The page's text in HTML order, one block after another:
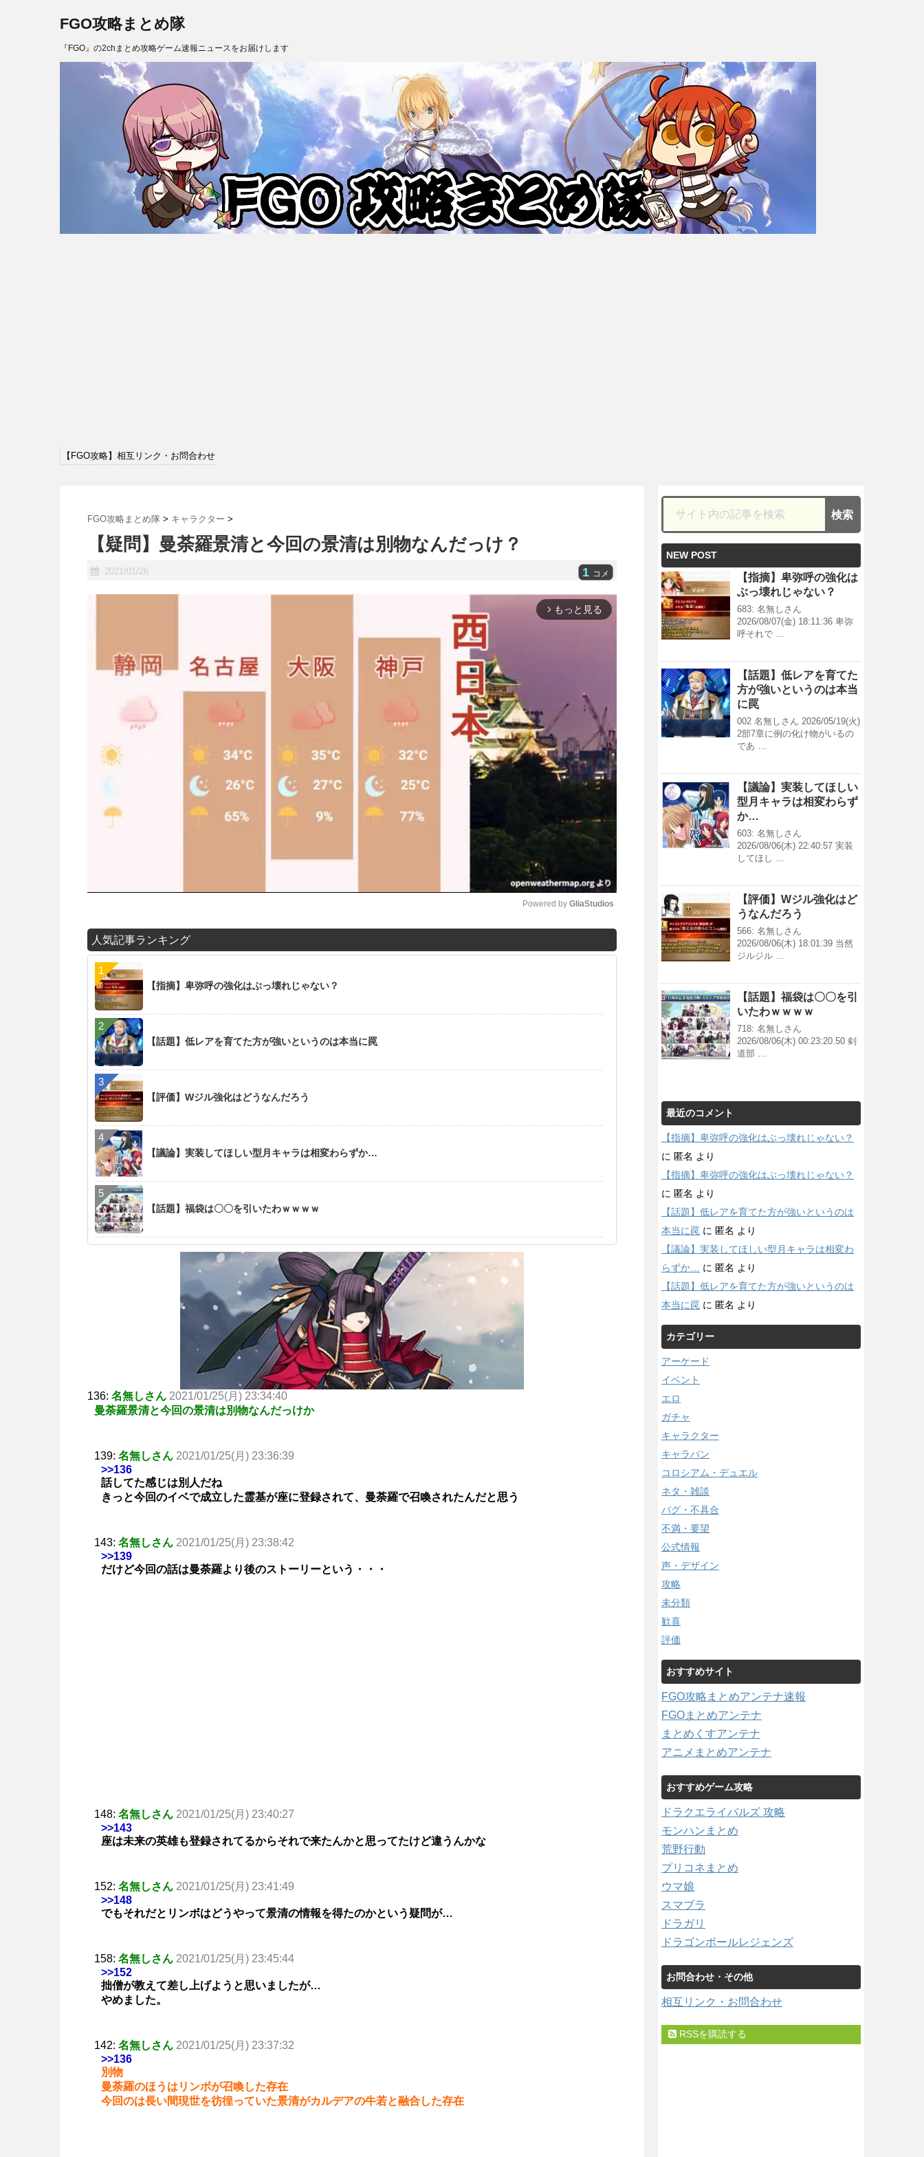
FGO攻略まとめ隊
『FGO』の2chまとめ攻略ゲーム速報ニュースをお届けします
【FGO攻略】相互リンク・お問合わせ
FGO攻略まとめ隊 > キャラクター >
【疑問】曼荼羅景清と今回の景清は別物なんだっけ？
2021/01/26 1 コメ
arrow_forward_ios もっと見る
Powered by GliaStudios
人気記事ランキング
【指摘】卑弥呼の強化はぶっ壊れじゃない？
【話題】低レアを育てた方が強いというのは本当に罠
【評価】Wジル強化はどうなんだろう
【議論】実装してほしい型月キャラは相変わらずか…
【話題】福袋は〇〇を引いたわｗｗｗｗ
136: 名無しさん 2021/01/25(月) 23:34:40
曼荼羅景清と今回の景清は別物なんだっけか
139: 名無しさん 2021/01/25(月) 23:36:39
>>136
話してた感じは別人だね
きっと今回のイベで成立した霊基が座に登録されて、曼荼羅で召喚されたんだと思う
143: 名無しさん 2021/01/25(月) 23:38:42
>>139
だけど今回の話は曼荼羅より後のストーリーという・・・
148: 名無しさん 2021/01/25(月) 23:40:27
>>143
座は未来の英雄も登録されてるからそれで来たんかと思ってたけど違うんかな
152: 名無しさん 2021/01/25(月) 23:41:49
>>148
でもそれだとリンボはどうやって景清の情報を得たのかという疑問が…
158: 名無しさん 2021/01/25(月) 23:45:44
>>152
拙僧が教えて差し上げようと思いましたが…
やめました。
142: 名無しさん 2021/01/25(月) 23:37:32
>>136
別物
曼荼羅のほうはリンボが召喚した存在
今回のは長い間現世を彷徨っていた景清がカルデアの牛若と融合した存在
NEW POST
【指摘】卑弥呼の強化は
ぶっ壊れじゃない？
683: 名無しさん
2026/08/07(金) 18:11:36 卑弥
呼それで …
【話題】低レアを育てた
方が強いというのは本当
に罠
002 名無しさん 2026/05/19(火)
2部7章に例の化け物がいるの
であ …
【議論】実装してほしい
型月キャラは相変わらず
か…
603: 名無しさん
2026/08/06(木) 22:40:57 実装
してほし …
【評価】Wジル強化はど
うなんだろう
566: 名無しさん
2026/08/06(木) 18:01:39 当然
ジルジル …
【話題】福袋は〇〇を引
いたわｗｗｗｗ
718: 名無しさん
2026/08/06(木) 00:23:20.50 剣
道部 …
最近のコメント
【指摘】卑弥呼の強化はぶっ壊れじゃない？
に 匿名 より
【指摘】卑弥呼の強化はぶっ壊れじゃない？
に 匿名 より
【話題】低レアを育てた方が強いというのは
本当に罠 に 匿名 より
【議論】実装してほしい型月キャラは相変わ
らずか…
に 匿名 より
【話題】低レアを育てた方が強いというのは
本当に罠 に 匿名 より
カテゴリー
アーケード
イベント
エロ
ガチャ
キャラクター
キャラバン
コロシアム・デュエル
ネタ・雑談
バグ・不具合
不満・要望
公式情報
声・デザイン
攻略
未分類
歓喜
評価
おすすめサイト
FGO攻略まとめアンテナ速報
FGOまとめアンテナ
まとめくすアンテナ
アニメまとめアンテナ
おすすめゲーム攻略
ドラクエライバルズ 攻略
モンハンまとめ
荒野行動
プリコネまとめ
ウマ娘
スマブラ
ドラガリ
ドラゴンボールレジェンズ
お問合わせ・その他
相互リンク・お問合わせ
RSSを購読する